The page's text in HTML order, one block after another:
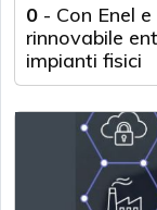
0 - Con Enel
rinnovabile
impianti fisici